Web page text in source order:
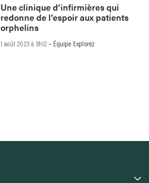
Une clinique d’infirmières qui
redonne de l’espoir aux patients
orphelins
1 août 2023 à 9h12 - Équipe Explorez